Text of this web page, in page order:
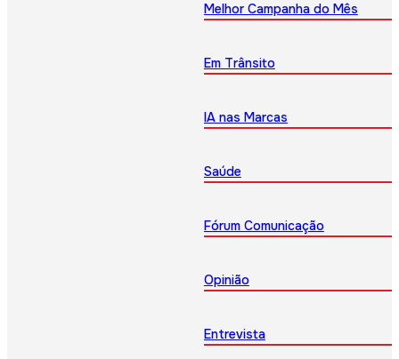
Melhor Campanha do Mês
Em Trânsito
IA nas Marcas
Saúde
Fórum Comunicação
Opinião
Entrevista